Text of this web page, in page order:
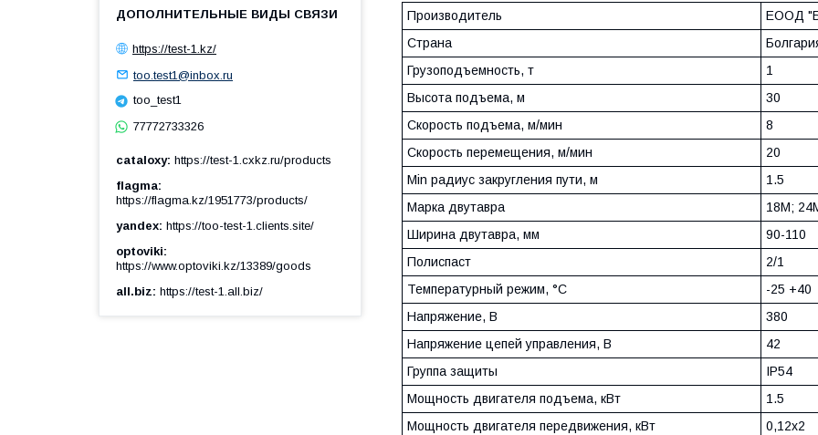
Производитель
ЕООД
Страна
Грузоподъемность, т
1
Высота подъема, м
30
Скорость подъема, м/мин
8
Скорость перемещения, м/мин
20
Min радиус закругления пути, м
1.5
Марка двутавра
18М;
Ширина двутавра, мм
90-110
Полиспаст
2/1
Температурный режим, °С
-25 +40
Напряжение, В
380
Напряжение цепей управления, В
42
Группа защиты
IP54
Мощность двигателя подъема, кВт
1.5
Мощность двигателя передвижения, кВт
0,12х2
https://test-1.kz/
too.test1@inbox.ru
too_test1
77772733326
cataloxy https://test-1.cxkz.ru/products
flagma
https://flagma.kz/1951773/products/
yandex https://too-test-1.clients.site/
optoviki
https://www.optoviki.kz/13389/goods
all.biz https://test-1.all.biz/